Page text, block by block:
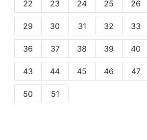
22 23 24 25 26
29 30 31 32 33
36 37 38 39 40
43 44 45 46 47
50 51